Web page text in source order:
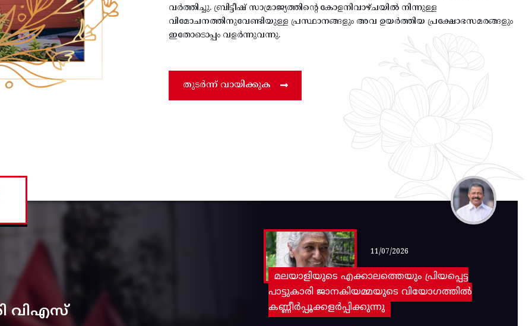
വർത്തിച്ചു. ബ്രിട്ടീഷ് സാമ്രാജ്യത്തിന്റെ കോളനിവാഴ്ചയിൽ നിന്നുള്ള
വിമോചനത്തിനുവേണ്ടിയുള്ള പ്രസ്ഥാനങ്ങളും അവ ഉയർത്തിയ പ്രക്ഷോഭസമരങ്ങളും
ഇതോടൊപ്പം വളർന്നുവന്നു.
തുടർന്ന് വായിക്കുക
വിഎസ്
മലയാളിയുടെ എക്കാലത്തെയും പ്രിയപ്പെട്ട
പാട്ടുകാരി ജാനകിയമ്മയുടെ വിയോഗത്തിൽ
കണ്ണീർപ്പൂക്കളർപ്പിക്കുന്നു
11/07/2026